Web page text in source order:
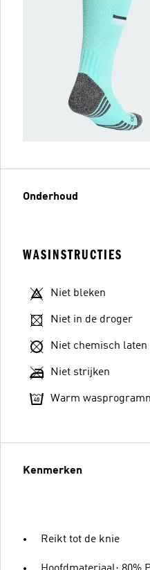
Onderhoud
WASINSTRUCTIES
Niet bleken
Niet in de droger
Niet chemisch laten
Niet strijken
Warm
Kenmerken
Reikt tot de knie